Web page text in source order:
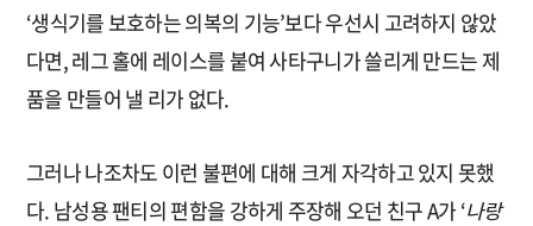
‘생식기를 보호하는 의복의 기능’보다 우선시 고려하지 않았
다면, 레그 홀에 레이스를 붙여 사타구니가 쓸리게 만드는 제
품을 만들어 낼 리가 없다.
그러나 나조차도 이런 불편에 대해 크게 자각하고 있지 못했
다. 남성용 팬티의 편함을 강하게 주장해 오던 친구 A가 ‘나랑